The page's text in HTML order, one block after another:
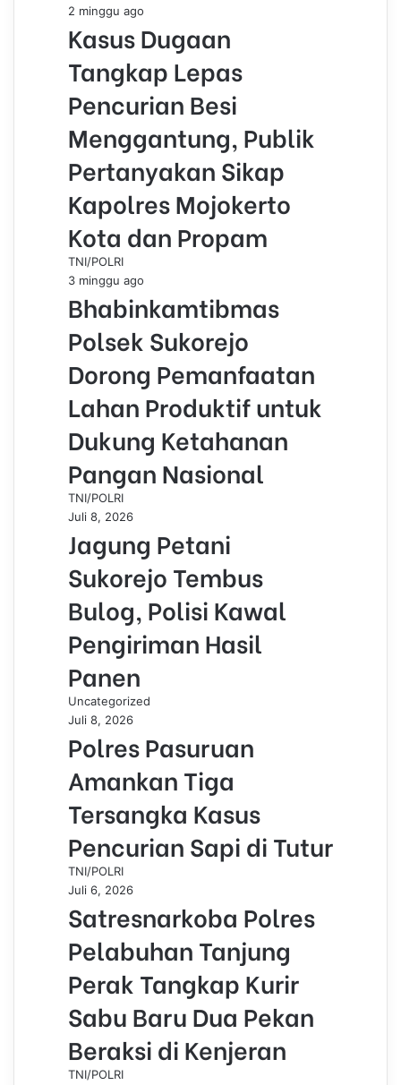
2 minggu ago
Kasus Dugaan
Tangkap Lepas
Pencurian Besi
Menggantung, Publik
Pertanyakan Sikap
Kapolres Mojokerto
Kota dan Propam
TNI/POLRI
3 minggu ago
Bhabinkamtibmas
Polsek Sukorejo
Dorong Pemanfaatan
Lahan Produktif untuk
Dukung Ketahanan
Pangan Nasional
TNI/POLRI
Juli 8, 2026
Jagung Petani
Sukorejo Tembus
Bulog, Polisi Kawal
Pengiriman Hasil
Panen
Uncategorized
Juli 8, 2026
Polres Pasuruan
Amankan Tiga
Tersangka Kasus
Pencurian Sapi di Tutur
TNI/POLRI
Juli 6, 2026
Satresnarkoba Polres
Pelabuhan Tanjung
Perak Tangkap Kurir
Sabu Baru Dua Pekan
Beraksi di Kenjeran
TNI/POLRI